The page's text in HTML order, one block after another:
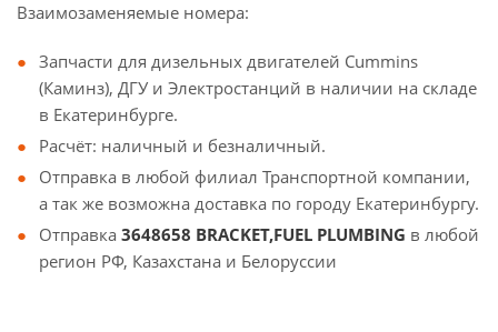
Взаимозаменяемые номера:
Запчасти для дизельных двигателей Cummins
(Каминз), ДГУ и Электростанций в наличии на складе
в Екатеринбурге.
Расчёт: наличный и безналичный.
Отправка в любой филиал Транспортной компании,
а так же возможна доставка по городу Екатеринбургу.
Отправка 3648658 BRACKET,FUEL PLUMBING в любой
регион РФ, Казахстана и Белоруссии